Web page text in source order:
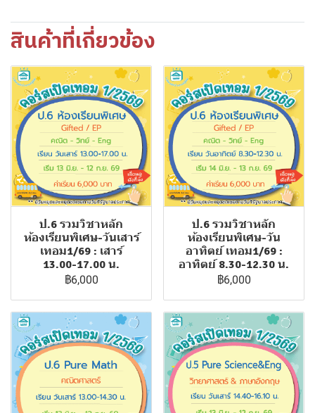
สินค้าที่เกี่ยวข้อง
ป.6 รวมวิชาหลัก
ห้องเรียนพิเศษ-วันเสาร์
เทอม1/69 : เสาร์
13.00-17.00 น.
฿6,000
ป.6 รวมวิชาหลัก
ห้องเรียนพิเศษ-วัน
อาทิตย์ เทอม1/69 :
อาทิตย์ 8.30-12.30 น.
฿6,000